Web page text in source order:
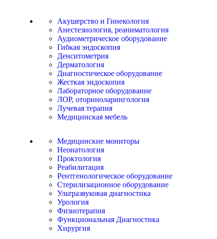
Акушерство и Гинекология
Анестезиология, реаниматология
Аудиометрическое оборудование
Гибкая эндоскопия
Денситометрия
Дерматология
Диагностическое оборудование
Жесткая эндоскопия
Лабораторное оборудование
ЛОР, оториноларингология
Лучевая терапия
Медицинская мебель
Медицинские мониторы
Неонатология
Проктология
Реабилитация
Рентгенологическое оборудование
Стерилизационное оборудование
Ультразвуковая диагностика
Урология
Физиотерапия
Функциональная Диагностика
Хирургия